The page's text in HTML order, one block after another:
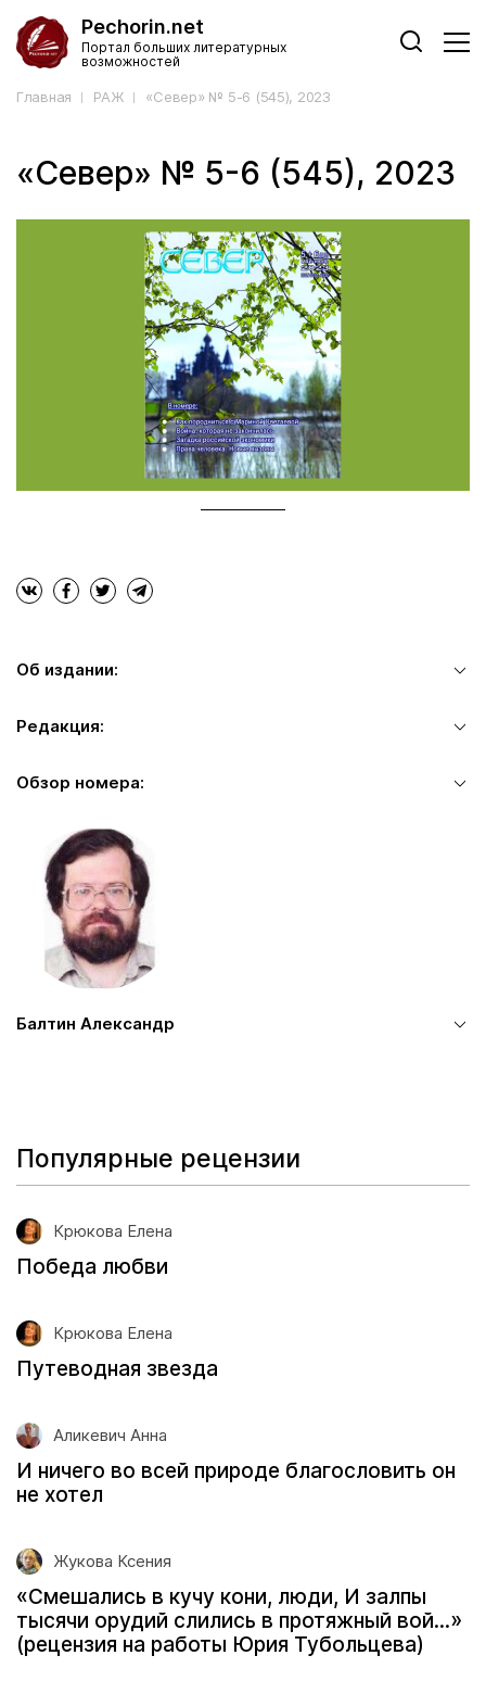
Pechorin.net
Портал больших литературных
возможностей
Главная РАЖ «Север» № 5-6 (545), 2023
«Север» № 5-6 (545), 2023
Об издании:
Редакция:
Обзор номера:
Балтин Александр
Популярные рецензии
Крюкова Елена
Победа любви
Крюкова Елена
Путеводная звезда
Аликевич Анна
И ничего во всей природе благословить он
не хотел
Жукова Ксения
«Смешались в кучу кони, люди, И залпы
тысячи орудий слились в протяжный вой...»
(рецензия на работы Юрия Тубольцева)